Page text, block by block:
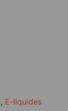
, E-liquides